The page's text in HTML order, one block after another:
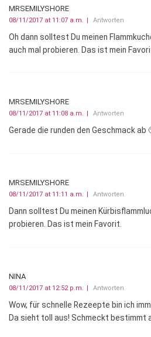
MRSEMILYSHORE
08/11/2017 at 11:07 a.m. Antworten
Oh dann solltest Du meinen
auch mal probieren. Das ist mein
MRSEMILYSHORE
08/11/2017 at 11:08 a.m. Antworten
Gerade die runden den Geschmack ab
MRSEMILYSHORE
08/11/2017 at 11:11 a.m. Antworten
Dann solltest Du meinen
probieren. Das ist mein Favorit.
NINA
08/11/2017 at 12:52 p.m. Antworten
Wow, für schnelle Rezeepte bin ich
Da sieht toll aus! Schmeckt bestimmt